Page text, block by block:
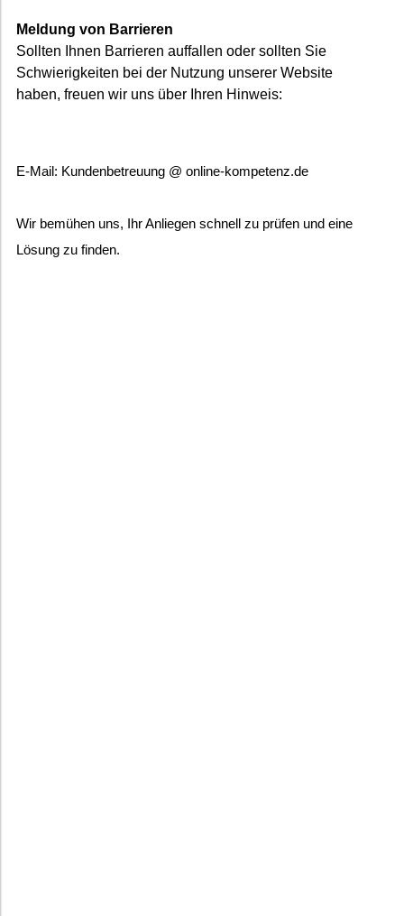
Meldung von Barrieren
Sollten Ihnen Barrieren auffallen oder sollten Sie
Schwierigkeiten bei der Nutzung unserer Website
haben, freuen wir uns über Ihren Hinweis:
E-Mail: Kundenbetreuung @ online-kompetenz.de
Wir bemühen uns, Ihr Anliegen schnell zu prüfen und eine
Lösung zu finden.